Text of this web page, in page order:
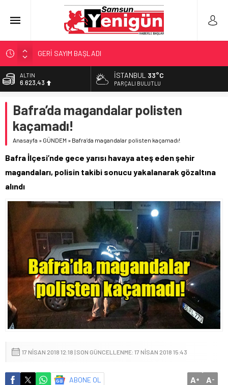
GERİ SAYIM BAŞLADI
SAMSUNSPOR’DA HEDEF 5’İNCİLİK!
‘BAFRA’YA YATIRIM YAPIN!’
YÖNETİCİ SEÇERKEN YAPILAN EN BÜYÜK HATALAR
ALTIN
6.623,43
13.785,25
DOLAR
47,7048
55,0748
İSTANBUL 33°C
PARÇALI BULUTLU
Bafra’da magandalar polisten
kaçamadı!
Anasayfa » GÜNDEM » Bafra’da magandalar polisten kaçamadı!
Bafra İlçesi’nde gece yarısı havaya ateş eden şehir
magandaları, polisin takibi sonucu yakalanarak gözaltına
alındı
17 NISAN 2018 12:18 | SON GÜNCELLENME: 17 NISAN 2018 15:43
ABONE OL A+ A-